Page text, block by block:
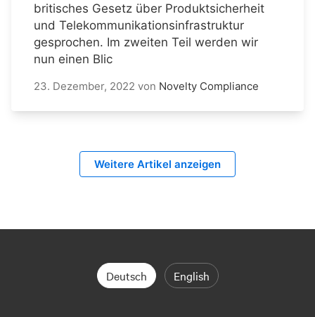
britisches Gesetz über Produktsicherheit
und Telekommunikationsinfrastruktur
gesprochen. Im zweiten Teil werden wir
nun einen Blic
23. Dezember, 2022 von Novelty Compliance
Weitere Artikel anzeigen
Deutsch English